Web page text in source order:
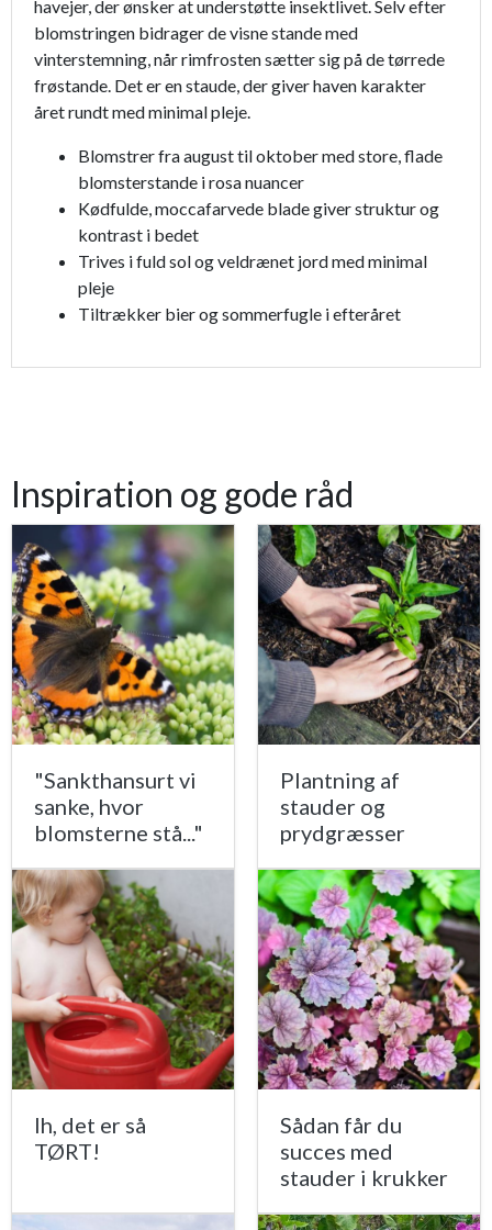
havejer, der ønsker at understøtte insektlivet. Selv efter
blomstringen bidrager de visne stande med
vinterstemning, når rimfrosten sætter sig på de tørrede
frøstande. Det er en staude, der giver haven karakter
året rundt med minimal pleje.
Blomstrer fra august til oktober med store, flade
blomsterstande i rosa nuancer
Kødfulde, moccafarvede blade giver struktur og
kontrast i bedet
Trives i fuld sol og veldrænet jord med minimal
pleje
Tiltrækker bier og sommerfugle i efteråret
Inspiration og gode råd
"Sankthansurt vi
sanke, hvor
blomsterne stå..."
Plantning af
stauder og
prydgræsser
Ih, det er så
TØRT!
Sådan får du
succes med
stauder i krukker